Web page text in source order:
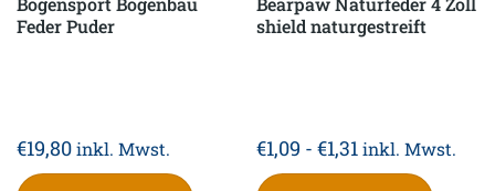
Feder Puder
€19,80inkl. Mwst.
shield naturgestreift
€1,09 -€1,31 inkl. Mwst.